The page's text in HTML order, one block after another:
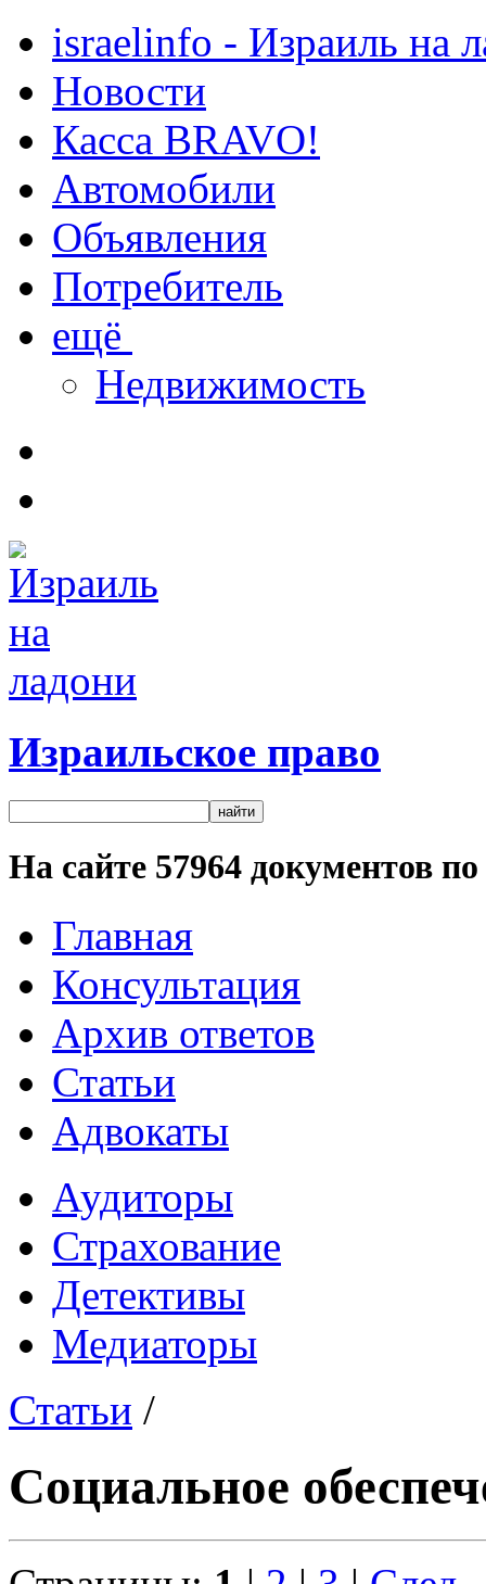
israelinfo - Израиль на
Новости
Касса BRAVO!
Автомобили
Объявления
Потребитель
ещё
Недвижимость
Израильское право
На сайте 57964 документов
Главная
Консультация
Архив ответов
Статьи
Адвокаты
Аудиторы
Страхование
Детективы
Медиаторы
Статьи /
Социальное